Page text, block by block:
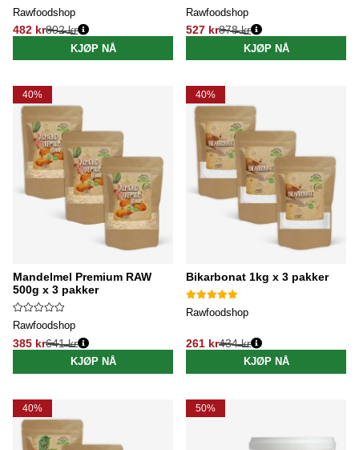
Rawfoodshop
482 kr
Vanlig pris:
802 kr
KJØP NÅ
Rawfoodshop
527 kr
Vanlig pris:
878 kr
KJØP NÅ
40%
Mandelmel Premium RAW
500g x 3 pakker
Rawfoodshop
385 kr
Vanlig pris:
641 kr
KJØP NÅ
40%
Bikarbonat 1kg x 3 pakker
Rawfoodshop
261 kr
Vanlig pris:
434 kr
KJØP NÅ
40% 50%